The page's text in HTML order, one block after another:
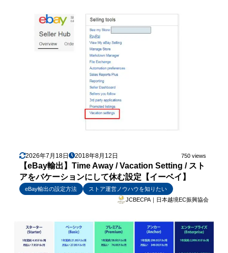
2026年7月18日 2018年8月12日 750 views
【eBay輸出】Time Away / Vacation Setting / スト
アをバケーションにして休む設定【イーベイ】
eBay輸出の設定方法
ストア運営ノウハウを知りたい
JCBECPA｜日本越境EC振興協会